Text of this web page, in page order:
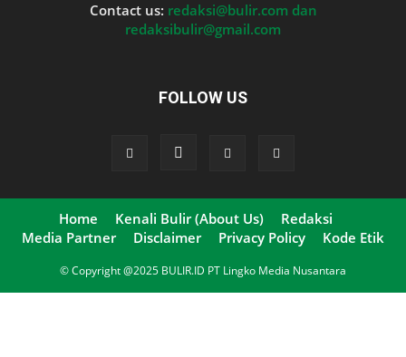
Contact us: redaksi@bulir.com dan
redaksibulir@gmail.com
FOLLOW US
Home Kenali Bulir (About Us)
Redaksi
Media Partner
Disclaimer Privacy Policy Kode Etik
© Copyright @2025 BULIR.ID PT Lingko Media Nusantara